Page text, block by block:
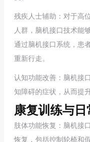
残疾人士辅助：对于高
人群，脑机接口技术能
通过脑机接口系统，患
重新行走。
认知功能改善：脑机接
知障碍的症状，从而提
康复训练与
肢体功能恢复：脑机接
恢复，包括控制轮椅和